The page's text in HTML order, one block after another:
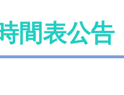
間表公告